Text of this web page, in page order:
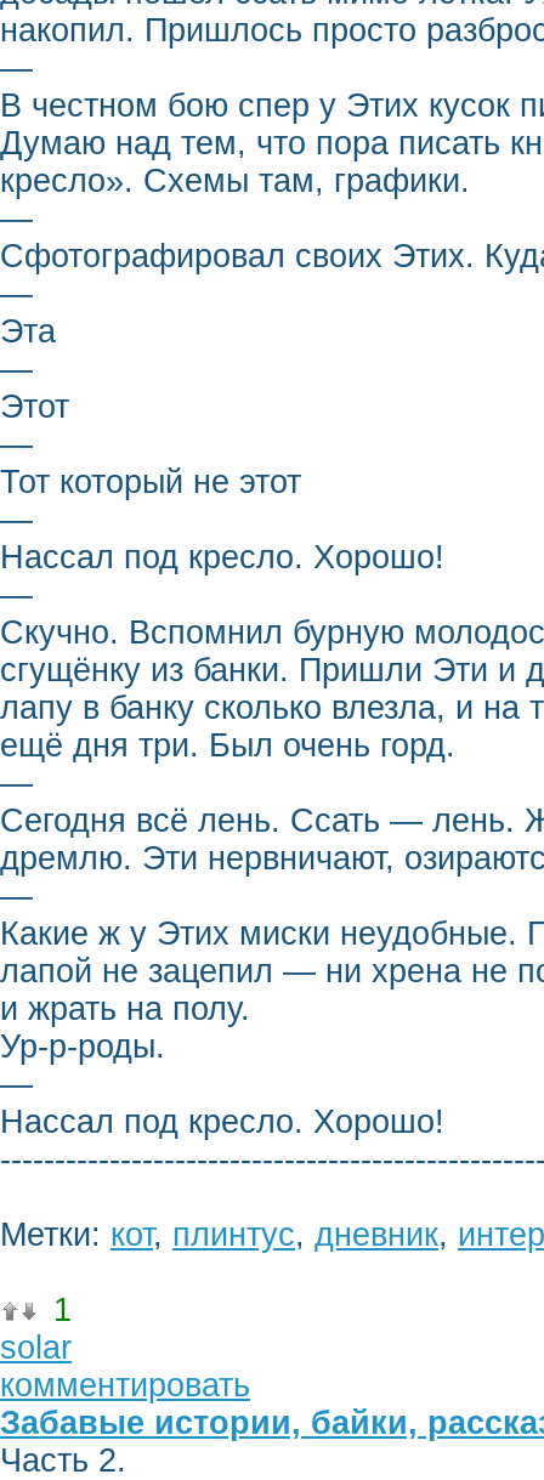
накопил. Пришлось просто
—
В честном бою спер у Этих кусок
Думаю над тем, что пора писать
кресло». Схемы там, графики.
—
Сфотографировал своих Этих.
—
Эта
—
Этот
—
Тот который не этот
—
Нассал под кресло. Хорошо!
—
Скучно. Вспомнил бурную
сгущёнку из банки. Пришли Эти и
лапу в банку сколько влезла, и
ещё дня три. Был очень горд.
—
Сегодня всё лень. Ссать — лень.
дремлю. Эти нервничают,
—
Какие ж у Этих миски неудобные.
лапой не зацепил — ни хрена не
и жрать на полу.
Ур-р-роды.
—
Нассал под кресло. Хорошо!
Метки: кот, плинтус, дневник,
1
solar
комментировать
Забавые истории, байки,
Часть 2.